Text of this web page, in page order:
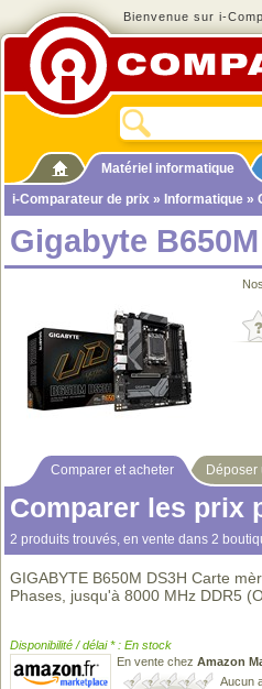
Bienvenue sur i-
Matériel informatique
i-Comparateur de prix » Informatique »
Gigabyte
Comparer et acheter Déposer
Comparer les prix
2 produits trouvés, en vente dans 2
GIGABYTE B650M DS3H Carte
Phases, jusqu'à 8000 MHz DDR5
Disponibilité / délai * : En stock
En vente chez Amazon
Aucun